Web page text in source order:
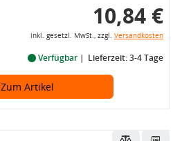
10,84 €
inkl. gesetzl. MwSt., zzgl. Versandkosten
Verfügbar Lieferzeit: 3-4 Tage
Zum Artikel